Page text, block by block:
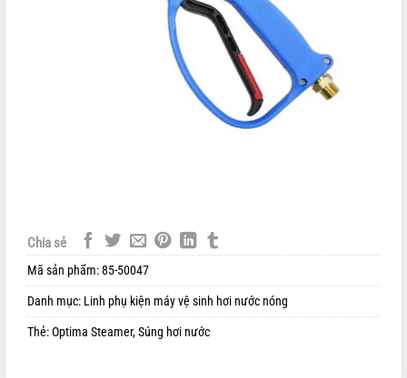
Chia sẻ
Mã sản phẩm:85-50047
Danh mục: Linh phụ kiện máy vệ sinh hơi nước nóng
Thẻ:Optima Steamer,Súng hơi nước